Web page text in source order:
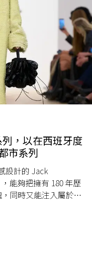
，以在西班牙度
市系列
設計的 Jack
能夠把擁有 180 年歷
同時又能注入屬於他